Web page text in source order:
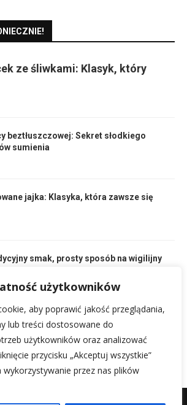
użytkowników
aby poprawić jakość przeglądania,
lub treści dostosowane do
użytkowników oraz analizować
przycisku „Akceptuj wszystkie”
wykorzystywanie przez nas plików
ze śliwkami: Klasyk, który
beztłuszczowej: Sekret słodkiego
sumienia
jajka: Klasyka, która zawsze się
smak, prosty sposób na wigilijny
Kremowo i prosto – jesień na talerzu!